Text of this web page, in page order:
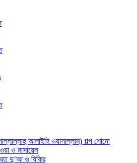
আলাইহি ওয়াসাল্লাম) গল্প শোনো
ও মাসায়েল
দু‘আ ও যিকির